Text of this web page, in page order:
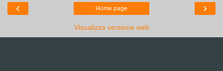
‹ ›
Home page
Visualizza versione web